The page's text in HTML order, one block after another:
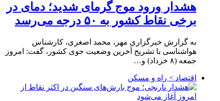
هشدار ورود موج گرمای شدید؛ دمای در
برخی نقاط کشور به ۵۰ درجه می‌رسد
به گزارش خبرگزاری مهر، محمد اصغری، کارشناس
هواشناسی با تشریح آخرین وضعیت جوی کشور، گفت: امروز
جمعه (۸ خرداد) و…
اقتصاد > راه و مسکن